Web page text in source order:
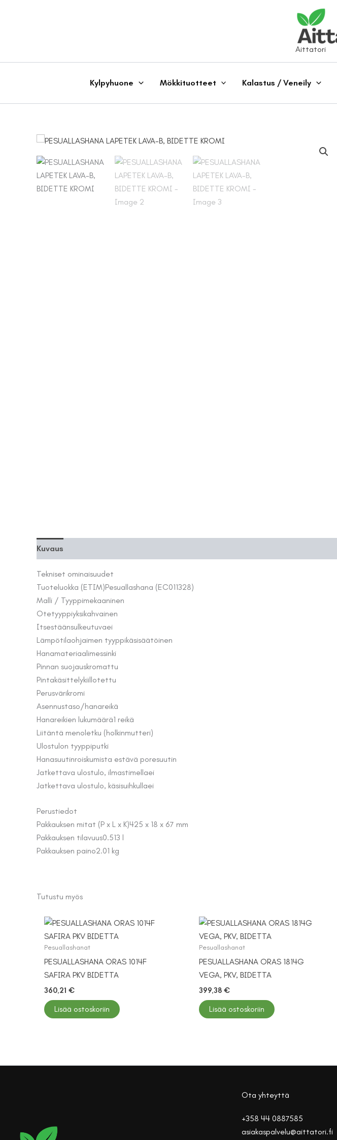
Aittatori
Kylpyhuone Mökkituotteet Kalastus / Veneily
Kuvaus
Tekniset ominaisuudet
Tuoteluokka (ETIM)Pesuallashana (EC011328)
Malli / Tyyppimekaaninen
Otetyyppiyksikahvainen
Itsestäänsulkeutuvaei
Lämpötilaohjaimen tyyppikäsisäätöinen
Hanamateriaalimessinki
Pinnan suojauskromattu
Pintakäsittelykiillotettu
Perusvärikromi
Asennustaso/hanareikä
Hanareikien lukumäärä1 reikä
Liitäntä menoletku (holkinmutteri)
Ulostulon tyyppiputki
Hanasuutinroiskumista estävä poresuutin
Jatkettava ulostulo, ilmastimellaei
Jatkettava ulostulo, käsisuihkullaei
Perustiedot
Pakkauksen mitat (P x L x K)425 x 18 x 67 mm
Pakkauksen tilavuus0.513 l
Pakkauksen paino2.01 kg
Tutustu myös
Pesuallashanat
PESUALLASHANA ORAS 1014F
SAFIRA PKV BIDETTA
360,21 €
Lisää ostoskoriin
Pesuallashanat
PESUALLASHANA ORAS 1814G
VEGA, PKV, BIDETTA
399,38 €
Lisää ostoskoriin
Ota yhteyttä
+358 44 0887585
asiakaspalvelu@aittatori.fi